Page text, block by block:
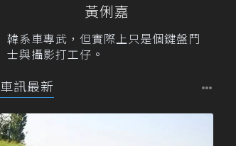
黃俐嘉
韓系車專武，但實際上只是個鍵盤鬥
士與攝影打工仔。
車訊最新